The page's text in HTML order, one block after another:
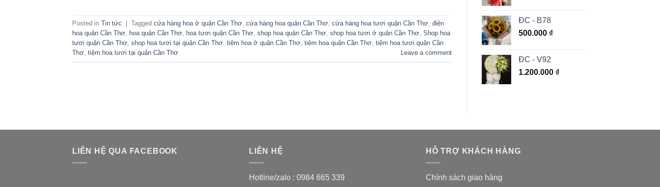
Posted in Tin tức Tagged cửa hàng hoa ở quận Cần Thơ, cửa hàng hoa quận Cần Thơ, cửa hàng hoa tươi quận Cần Thơ, điện
hoa quận Cần Thơ, hoa quận Cần Thơ, hoa tươi quận Cần Thơ, shop hoa quận Cần Thơ, shop hoa tươi ở quận Cần Thơ, Shop hoa
tươi quận Cần Thơ, shop hoa tươi tại quận Cần Thơ, tiệm hoa ở quận Cần Thơ, tiệm hoa quận Cần Thơ, tiệm hoa tươi quận Cần
Thơ, tiệm hoa tươi tại quận Cần Thơ Leave a comment
ĐC - B78
500.000 ₫
ĐC - V92
1.200.000 ₫
LIÊN HỆ QUA FACEBOOK LIÊN HỆ
Hotline/zalo : 0984 665 339
HỖ TRỢ KHÁCH HÀNG
Chính sách giao hàng